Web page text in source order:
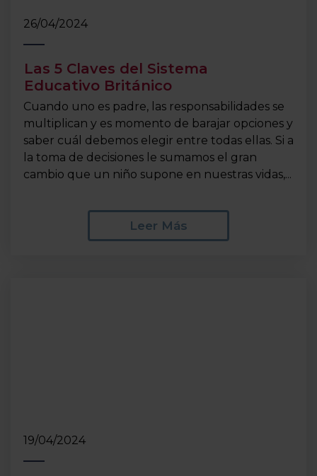
26/04/2024
Las 5 Claves del Sistema
Educativo Británico
Cuando uno es padre, las responsabilidades se
multiplican y es momento de barajar opciones y
saber cuál debemos elegir entre todas ellas. Si a
la toma de decisiones le sumamos el gran
cambio que un niño supone en nuestras vidas,...
Leer Más
19/04/2024